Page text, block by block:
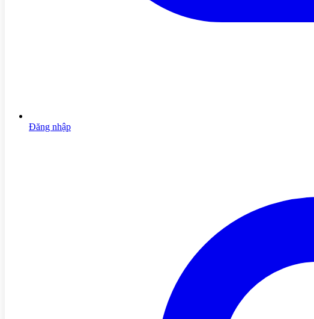
Đăng nhập